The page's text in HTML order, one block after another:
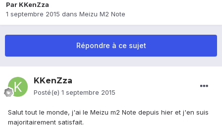
Par KKenZza
1 septembre 2015 dans Meizu M2 Note
Répondre à ce sujet
KKenZza
Posté(e) 1 septembre 2015
Salut tout le monde, j'ai le Meizu m2 Note depuis hier et j'en suis
majoritairement satisfait.